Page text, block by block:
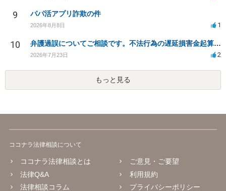
9 パパ活アプリ詐欺の件
2026年8月8日 1
10 弁護過誤についてご相談です。不法行為の遅延損害金起算日について。
2026年7月23日 2
もっと見る
ココナラ法律相談について
ココナラ法律相談とは
法律Q&A
法律相談コラム
ご意見・ご要望
利用規約
プライバシーポリシー